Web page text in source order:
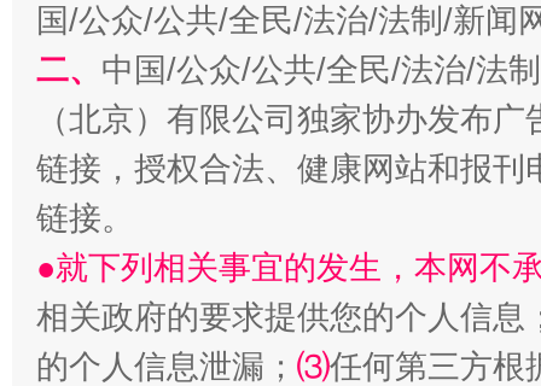
从幼儿园到大学，有这些资助 “
国/公众/公共/全民/法治/法制/新闻
二、 中国/公众/公共/全民/法治/法
（北京）有限公司独家协办发布
链接，授权合法、健康网站和报
链接。
●就下列相关事宜的发生，本网不
相关政府的要求提供您的个人信息
的个人信息泄漏； ⑶任何第三方根